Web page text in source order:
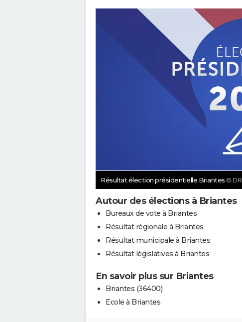
Résultat élection présidentielle Briantes © DR
Autour des élections à Briantes
Bureaux de vote à Briantes
Résultat régionale à Briantes
Résultat municipale à Briantes
Résultat législatives à Briantes
En savoir plus sur Briantes
Briantes (36400)
Ecole à Briantes